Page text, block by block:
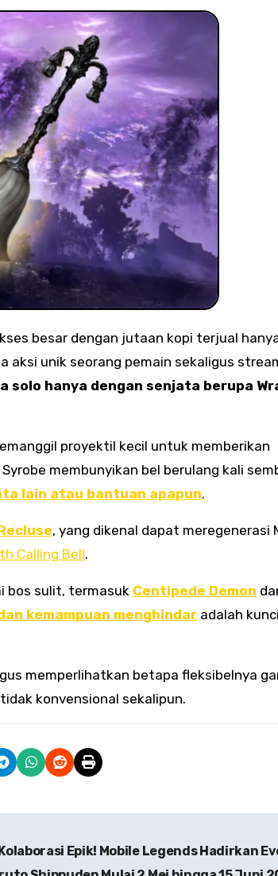
besar dengan jutaan kopi terjual
aksi unik seorang pemain sekaligus
solo hanya dengan senjata berupa
proyektil kecil untuk memberikan
membunyikan bel berulang kali
lain atau bantuan apapun.
, yang dikenal dapat meregenerasi
Calling Bell.
bos sulit, termasuk Centipede Demon
kemampuan menghindar adalah
memperlihatkan betapa fleksibelnya
konvensional sekalipun.
Epik! Mobile Legends Hadirkan